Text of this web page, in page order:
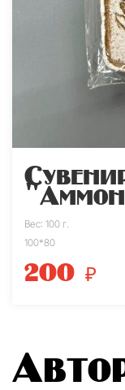
Вес: 100 г.
100*80
200 ₽